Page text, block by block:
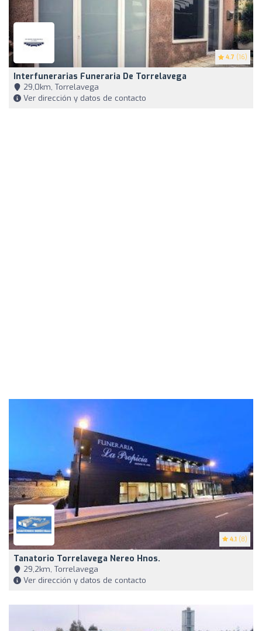
4.7 (16)
Interfunerarias Funeraria De Torrelavega
29,0km, Torrelavega
Ver dirección y datos de contacto
4.1 (8)
Tanatorio Torrelavega Nereo Hnos.
29,2km, Torrelavega
Ver dirección y datos de contacto